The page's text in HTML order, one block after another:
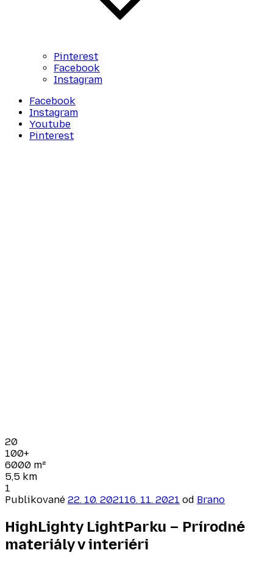
Pinterest
Facebook
Instagram
Facebook
Instagram
Youtube
Pinterest
20
100+
6000 m²
5,5 km
1
Publikované 22. 10. 202116. 11. 2021 od Brano
HighLighty LightParku – Prírodné
materiály v interiéri